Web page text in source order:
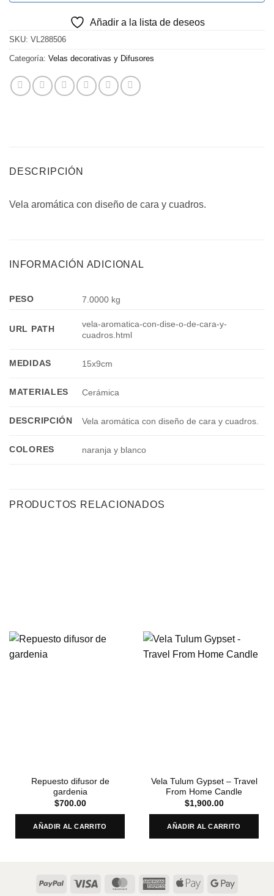
Añadir a la lista de deseos
SKU: VL288506
Categoría: Velas decorativas y Difusores
DESCRIPCIÓN
Vela aromática con diseño de cara y cuadros.
INFORMACIÓN ADICIONAL
PESO 7.0000 kg
URL PATH
vela-aromatica-con-dise-o-de-cara-y-
cuadros.html
MEDIDAS 15x9cm
MATERIALES Cerámica
DESCRIPCIÓN Vela aromática con diseño de cara y cuadros.
COLORES naranja y blanco
PRODUCTOS RELACIONADOS
Repuesto difusor de
gardenia
$700.00
AÑADIR AL CARRITO
Vela Tulum Gypset – Travel
From Home Candle
$1,900.00
AÑADIR AL CARRITO
PayPal Visa MasterCardAmericanApple
Google